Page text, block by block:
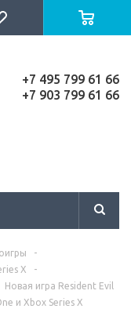
+7 495 799 61 66
+7 903 799 61 66
-
X
-
Новая игра Resident Evil
и Xbox Series X